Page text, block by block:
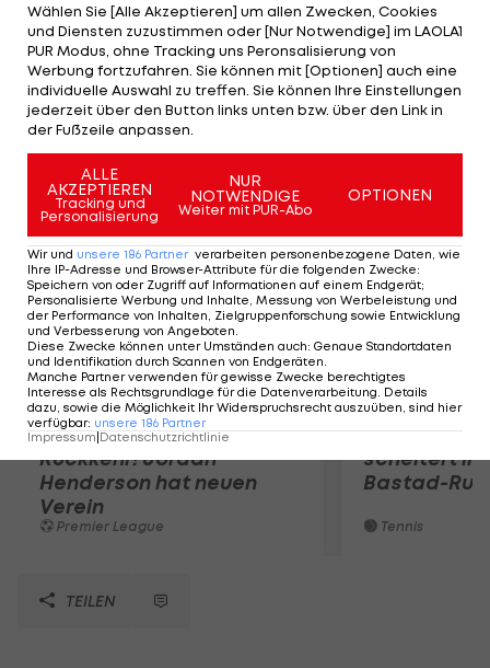
verpasste im Vorjahr bei seinem Marathon-Debüt
in Linz das Limit für die Sommerspiele klar. Einen
neuerlichen Anlauf über 3.000 Meter Hindernis
musste der 24-fache Staatsmeister in der
Vorbereitung abbrechen.
Mehr zum Thema
Premier-League-
Rückkehr! Jordan
Henderson hat neuen
Verein
Premier League
Sebastian
scheitert in
Bastad-
Tennis
TEILEN
Wählen Sie [Alle Akzeptieren] um allen Zwecken, Cookies
und Diensten zuzustimmen oder [Nur Notwendige] im LAOLA1
PUR Modus, ohne Tracking uns Peronsalisierung von
Werbung fortzufahren. Sie können mit [Optionen] auch eine
individuelle Auswahl zu treffen. Sie können Ihre Einstellungen
jederzeit über den Button links unten bzw. über den Link in
der Fußzeile anpassen.
ALLE
AKZEPTIEREN
Tracking und
Personalisierung
NUR
NOTWENDIGE
Weiter mit PUR-Abo
OPTIONEN
Wir und unsere 186 Partner verarbeiten personenbezogene Daten, wie
Ihre IP-Adresse und Browser-Attribute für die folgenden Zwecke:
Speichern von oder Zugriff auf Informationen auf einem Endgerät;
Personalisierte Werbung und Inhalte, Messung von Werbeleistung und
der Performance von Inhalten, Zielgruppenforschung sowie Entwicklung
und Verbesserung von Angeboten.
Diese Zwecke können unter Umständen auch: Genaue Standortdaten
und Identifikation durch Scannen von Endgeräten.
Manche Partner verwenden für gewisse Zwecke berechtigtes
Interesse als Rechtsgrundlage für die Datenverarbeitung. Details
dazu, sowie die Möglichkeit Ihr Widerspruchsrecht auszuüben, sind hier
verfügbar: unsere 186 Partner
Impressum Datenschutzrichtlinie